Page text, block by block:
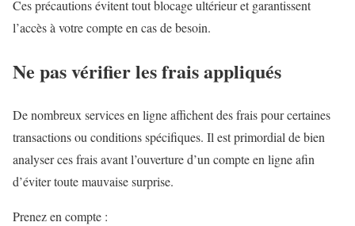
Ces précautions évitent tout blocage ultérieur et garantissent
l’accès à votre compte en cas de besoin.
Ne pas vérifier les frais appliqués
De nombreux services en ligne affichent des frais pour certaines
transactions ou conditions spécifiques. Il est primordial de bien
analyser ces frais avant l’ouverture d’un compte en ligne afin
d’éviter toute mauvaise surprise.
Prenez en compte :